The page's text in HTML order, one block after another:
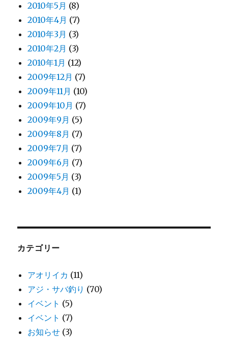
2010年5月 (8)
2010年4月 (7)
2010年3月 (3)
2010年2月 (3)
2010年1月 (12)
2009年12月 (7)
2009年11月 (10)
2009年10月 (7)
2009年9月 (5)
2009年8月 (7)
2009年7月 (7)
2009年6月 (7)
2009年5月 (3)
2009年4月 (1)
カテゴリー
アオリイカ (11)
アジ・サバ釣り (70)
イベント (5)
イベント (7)
お知らせ (3)